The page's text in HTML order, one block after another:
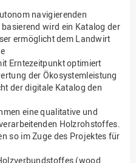
navigierenden
wird ein Katalog der
ermöglicht dem Landwirt
Erntezeitpunkt optimiert
der Ökosystemleistung
der digitale Katalog den
eine qualitative und
Holzrohstoffes.
so im Zuge des Projektes für
(wood